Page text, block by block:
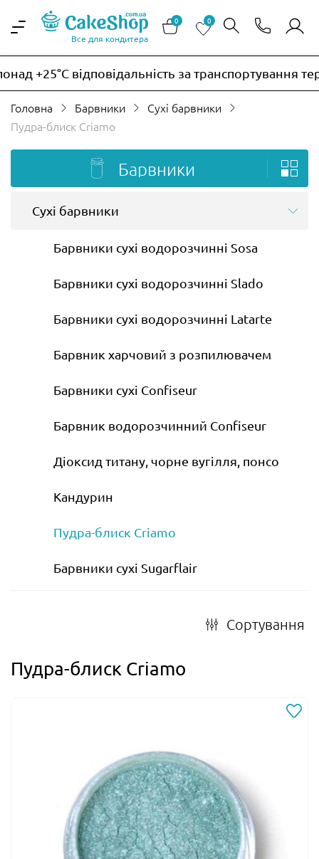
Все для кондитера
0 0
+25°C відповідальність за транспортування
Головна Барвники
Сухі барвники
Пудра-блиск Criamo
Барвники
Сухі барвники
Барвники сухі водорозчинні Sosa
Барвники сухі водорозчинні Slado
Барвники сухі водорозчинні Latarte
Барвник харчовий з розпилювачем
Барвники сухі Confiseur
Барвник водорозчинний Confiseur
Діоксид титану, чорне вугілля, понсо
Кандурин
Пудра-блиск Criamo
Барвники сухі Sugarflair
Сортування
Пудра-блиск Criamo